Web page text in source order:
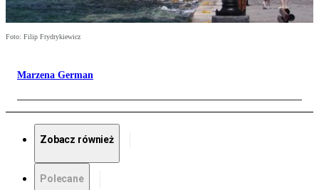
Foto: Filip Frydrykiewicz
Marzena German
Zobacz również
Polecane